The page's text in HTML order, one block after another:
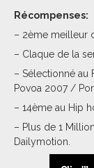
Récompenses:
– 2ème meilleur
– Claque de la
– Sélectionné au
Povoa 2007 /
– 14ème au Hip
– Plus de 1
Dailymotion.